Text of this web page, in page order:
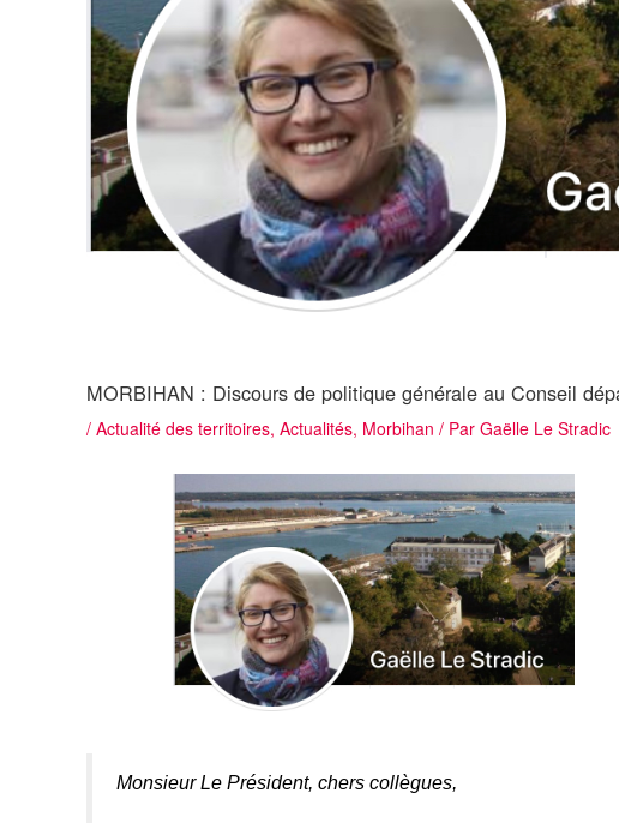
MORBIHAN : Discours de politique générale au Conseil
/ Actualité des territoires, Actualités, Morbihan / Par Gaëlle Le Stradic
Monsieur Le Président, chers collègues,